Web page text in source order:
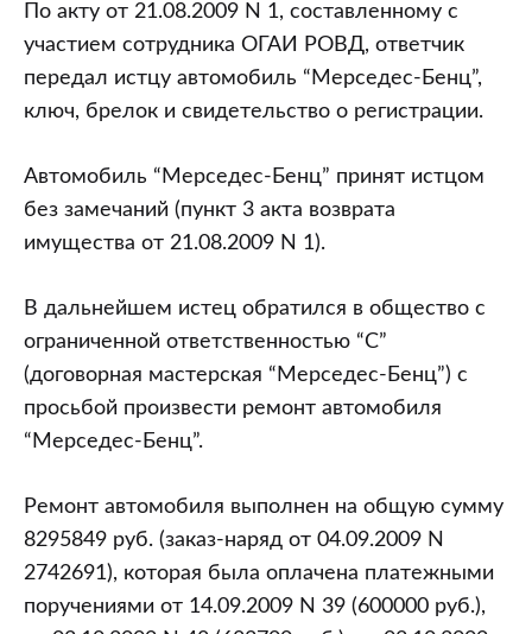
По акту от 21.08.2009 N 1, составленному с
участием сотрудника ОГАИ РОВД, ответчик
передал истцу автомобиль “Мерседес-Бенц”,
ключ, брелок и свидетельство о регистрации.
Автомобиль “Мерседес-Бенц” принят истцом
без замечаний (пункт 3 акта возврата
имущества от 21.08.2009 N 1).
В дальнейшем истец обратился в общество с
ограниченной ответственностью “С”
(договорная мастерская “Мерседес-Бенц”) с
просьбой произвести ремонт автомобиля
“Мерседес-Бенц”.
Ремонт автомобиля выполнен на общую сумму
8295849 руб. (заказ-наряд от 04.09.2009 N
2742691), которая была оплачена платежными
поручениями от 14.09.2009 N 39 (600000 руб.),